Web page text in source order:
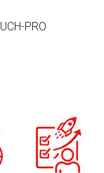
PRO